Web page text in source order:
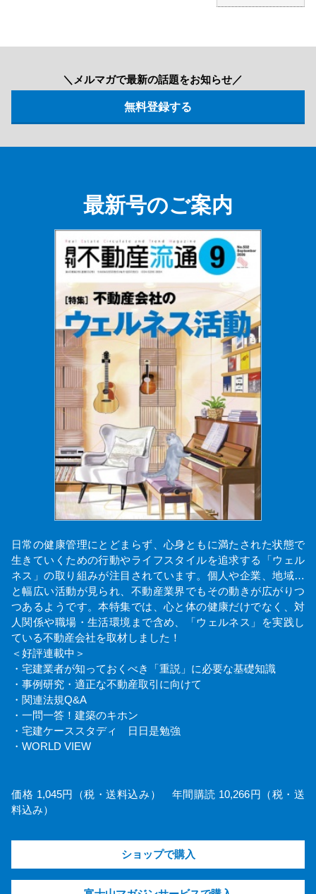
＼メルマガで最新の話題をお知らせ／
最新号のご案内
日常の健康管理にとどまらず、心身ともに満たされた状態で
生きていくための行動やライフスタイルを追求する「ウェル
ネス」の取り組みが注目されています。個人や企業、地域…
と幅広い活動が見られ、不動産業界でもその動きが広がりつ
つあるようです。本特集では、心と体の健康だけでなく、対
人関係や職場・生活環境まで含め、「ウェルネス」を実践し
ている不動産会社を取材しました！
＜好評連載中＞
・宅建業者が知っておくべき「重説」に必要な基礎知識
・事例研究・適正な不動産取引に向けて
・関連法規Q&A
・一問一答！建築のキホン
・宅建ケーススタディ 日日是勉強
・WORLD VIEW
価格 1,045円（税・送料込み） 年間購読 10,266円（税・送
料込み）
ショップで購入